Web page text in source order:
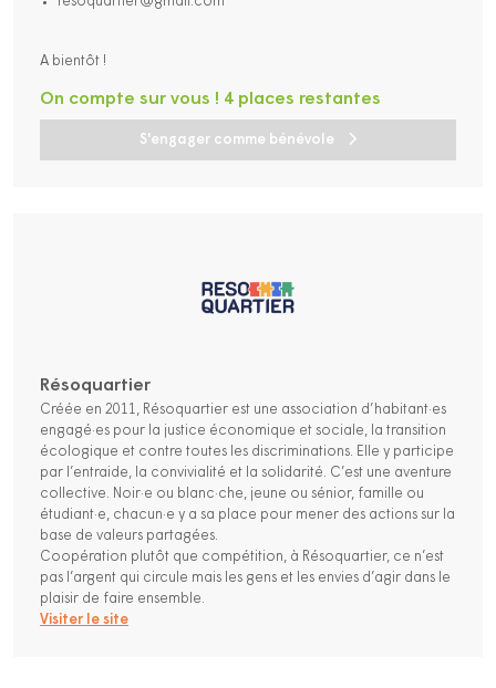
A bientôt !
S'engager comme bénévole
On compte sur vous ! 4 places restantes
Résoquartier
Créée en 2011, Résoquartier est une association d’habitant·es
engagé·es pour la justice économique et sociale, la transition
écologique et contre toutes les discriminations. Elle y participe
par l’entraide, la convivialité et la solidarité. C’est une aventure
collective. Noir·e ou blanc·che, jeune ou sénior, famille ou
étudiant·e, chacun·e y a sa place pour mener des actions sur la
base de valeurs partagées.
Coopération plutôt que compétition, à Résoquartier, ce n’est
pas l’argent qui circule mais les gens et les envies d’agir dans le
plaisir de faire ensemble.
Visiter le site